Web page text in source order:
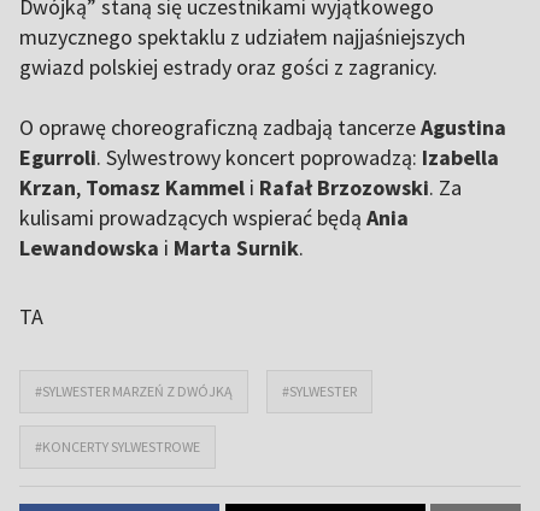
Dwójką” staną się uczestnikami wyjątkowego
muzycznego spektaklu z udziałem najjaśniejszych
gwiazd polskiej estrady oraz gości z zagranicy.
O oprawę choreograficzną zadbają tancerzeAgustina
Egurroli. Sylwestrowy koncert poprowadzą: Izabella
Krzan, Tomasz Kammel i Rafał Brzozowski. Za
kulisami prowadzących wspierać będą Ania
Lewandowska i Marta Surnik.
TA
#SYLWESTER MARZEŃ Z DWÓJKĄ #SYLWESTER
#KONCERTY SYLWESTROWE